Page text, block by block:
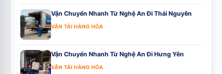
Vận Chuyển Nhanh Từ Nghệ An Đi Thái Nguyên
VẬN TẢI HÀNG HÓA
Vận Chuyển Nhanh Từ Nghệ An Đi Hưng Yên
VẬN TẢI HÀNG HÓA